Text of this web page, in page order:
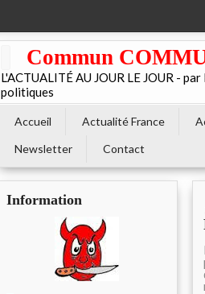
Commun
L'ACTUALITÉ AU JOUR LE JOUR -
politiques
Accueil Actualité France
Newsletter
Contact
Information